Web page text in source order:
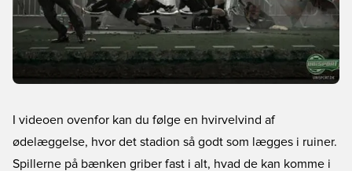
I videoen ovenfor kan du følge en hvirvelvind af
ødelæggelse, hvor det stadion så godt som lægges i ruiner.
Spillerne på bænken griber fast i alt, hvad de kan komme i